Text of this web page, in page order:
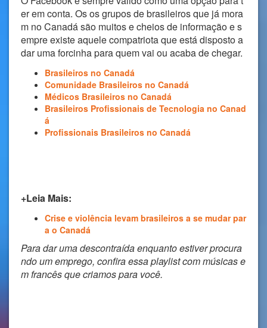
er em conta. Os os grupos de brasileiros que já mora
m no Canadá são muitos e cheios de informação e s
empre existe aquele compatriota que está disposto a
dar uma forcinha para quem vai ou acaba de chegar.
Brasileiros no Canadá
Comunidade Brasileiros no Canadá
Médicos Brasileiros no Canadá
Brasileiros Profissionais de Tecnologia no Canad
á
Profissionais Brasileiros no Canadá
+Leia Mais:
Crise e violência levam brasileiros a se mudar par
a o Canadá
Para dar uma descontraída enquanto estiver procura
ndo um emprego, confira essa playlist com músicas e
m francês que criamos para você.